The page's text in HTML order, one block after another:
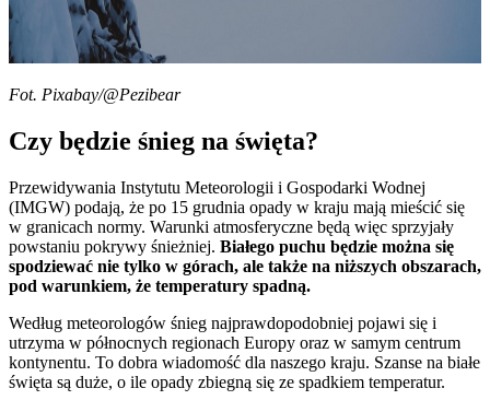
Fot. Pixabay/@Pezibear
Czy będzie śnieg na święta?
Przewidywania Instytutu Meteorologii i Gospodarki Wodnej
(IMGW) podają, że po 15 grudnia opady w kraju mają mieścić się
w granicach normy. Warunki atmosferyczne będą więc sprzyjały
powstaniu pokrywy śnieżniej. Białego puchu będzie można się
spodziewać nie tylko w górach, ale także na niższych obszarach,
pod warunkiem, że temperatury spadną.
Według meteorologów śnieg najprawdopodobniej pojawi się i
utrzyma w północnych regionach Europy oraz w samym centrum
kontynentu. To dobra wiadomość dla naszego kraju. Szanse na białe
święta są duże, o ile opady zbiegną się ze spadkiem temperatur.